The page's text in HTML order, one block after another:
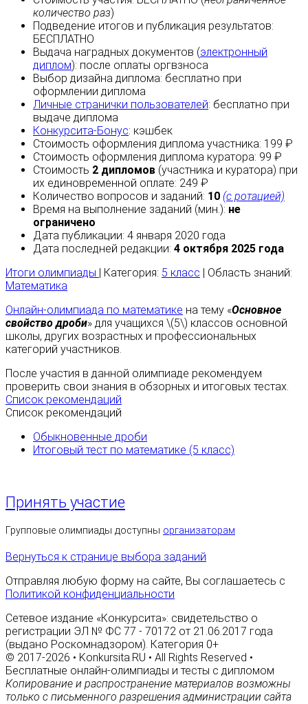
количество раз)
Подведение итогов и публикация результатов:
БЕСПЛАТНО
Выдача наградных документов (электронный
диплом): после оплаты оргвзноса
Выбор дизайна диплома: бесплатно при
оформлении диплома
Личные странички пользователей: бесплатно при
выдаче диплома
Конкурсита-Бонус: кэшбек
Стоимость оформления диплома участника: 199 ₽
Стоимость оформления диплома куратора: 99 ₽
Стоимость 2 дипломов (участника и куратора) при
их единовременной оплате: 249 ₽
Количество вопросов и заданий: 10 (с ротацией)
Время на выполнение заданий (мин.): не
ограничено
Дата публикации: 4 января 2020 года
Дата последней редакции: 4 октября 2025 года
Итоги олимпиады
| Категория: 5 класс | Область знаний:
Математика
Онлайн-олимпиада по математике на тему «Основное
свойство дроби» для учащихся \(5\) классов основной
школы, других возрастных и профессиональных
категорий участников.
После участия в данной олимпиаде рекомендуем
проверить свои знания в обзорных и итоговых тестах.
Список рекомендаций
Список рекомендаций
Обыкновенные дроби
Итоговый тест по математике (5 класс)
Принять участие
Групповые олимпиады доступны организаторам
Вернуться к странице выбора заданий
Отправляя любую форму на сайте, Вы соглашаетесь с
Политикой конфиденциальности
Сетевое издание «Конкурсита»: свидетельство о
регистрации ЭЛ № ФС 77 - 70172 от 21.06.2017 года
(выдано Роскомнадзором). Категория 0+
© 2017-2026 • Konkursita.RU • All Rights Reserved •
Бесплатные онлайн-олимпиады и тесты с дипломом
Копирование и распространение материалов возможны
только с письменного разрешения администрации сайта